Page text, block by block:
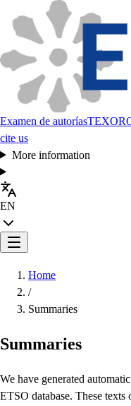
Examen de autorías
cite us
More information
EN
Home
/
Summaries
Summaries
We have generated
ETSO database. These